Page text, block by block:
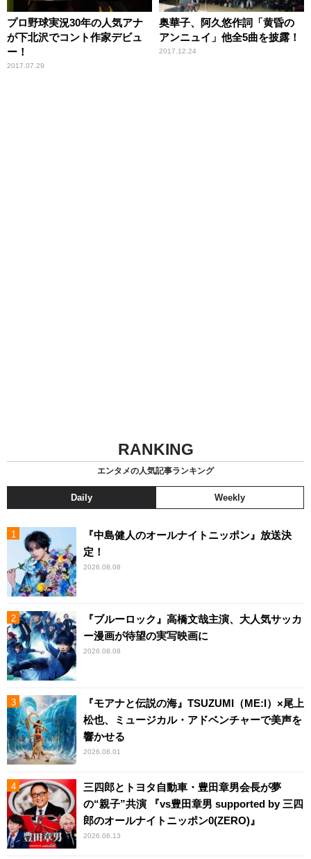
プロ野球実況30年の人気アナ
が下北沢でコント作家デビュ
ー！
2017.07.29
奥華子、阿久悠作詞「黄昏の
アンニュイ」他全5曲を披露！
2017.12.24
RANKING
エンタメの人気記事ランキング
Daily Weekly
『中島健人のオールナイトニッポン』放送決
定！
2026.08.08
『ブルーロック』高橋文哉主演、大人気サッカ
ー漫画が待望の実写映画に
2026.08.08
『モアナと伝説の海』TSUZUMI（ME:I）×尾上
松也、ミュージカル・アドベンチャーで美声を
響かせる
2026.08.01
三四郎とトヨタ自動車・豊田章男会長が夢
の“親子”共演 『vs豊田章男 supported by 三四
郎のオールナイトニッポン0(ZERO)』
2026.06.13